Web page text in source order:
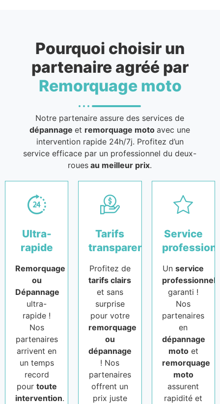
Pourquoi choisir un
partenaire agréé par
Remorquage moto
Notre partenaire assure des services de
dépannageet remorquage motoavec une
intervention rapide 24h/7j. Profitez d’un
service efficace par un professionnel du deux-
roues au meilleur prix.
Ultra-
rapide
Remorquage
ou
Dépannage
ultra-
rapide !
Nos
partenaires
arrivent en
un temps
record
pour toute
intervention.
Tarifs
transparents
Profitez de
tarifs clairs
et sans
surprise
pour votre
remorquage
ou
dépannage
! Nos
partenaires
offrent un
prix juste
Service
Unservice
professionnel
garanti !
Nos
partenaires
en
dépannage
motoet
remorquage
moto
assurent
rapidité et